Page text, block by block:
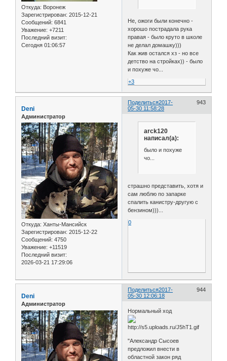
Откуда: Воронеж
Зарегистрирован: 2015-12-21
Сообщений: 6841
Уважение: +7211
Последний визит:
Сегодня 01:06:57
Не, ожоги были конечно -
хорошо пострадала рука
правая - было круто в школе
не делал домашку)))
Как жив остался хз - но все
детство на стройках)) - было
и похуже чо...
+3
Поделиться 943
2017-
05-30 11:58:28
Deni
Администратор
Откуда: Ханты-Мансийск
Зарегистрирован: 2015-12-22
Сообщений: 4750
Уважение: +11519
Последний визит:
2026-03-21 17:29:06
arck120
написал(а):
было и похуже
чо...
страшно представить, хотя и
сам люблю по запарке
спалить канистру-другую с
бензином)))...
0
Поделиться 944
2017-
05-30 12:06:18
Deni
Администратор
Нормальный ход
"Александр Сысоев
предложил внести в
областной закон ряд